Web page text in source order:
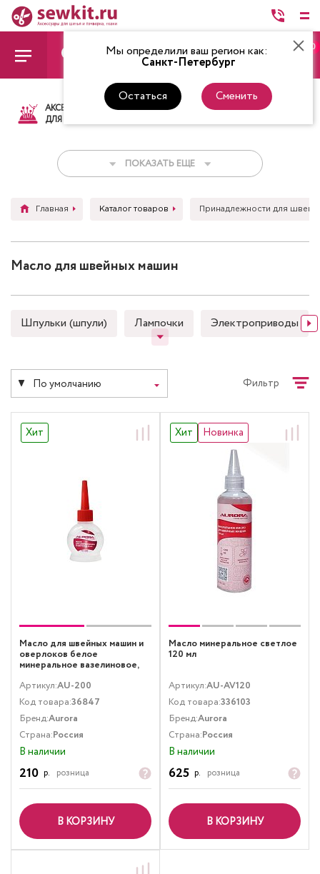
Мы определили ваш регион как:
Санкт-Петербург
Остаться Сменить
0
АКСЕССУАРЫ
ДЛЯ ШИТЬЯ
ТКАНИ НИТКИ
ПОКАЗАТЬ ЕЩЕ
Главная Каталог товаров Принадлежности для
Масло для швейных машин
Шпульки (шпули) Лампочки Электроприводы
По умолчанию Фильтр
Хит
Масло для швейных машин и
оверлоков белое
минеральное вазелиновое,
Артикул:AU-200
Код товара:36847
Бренд:Aurora
Страна:Россия
В наличии
210 р. розница
В КОРЗИНУ
Хит Новинка
Масло минеральное светлое
120 мл
Артикул:AU-AV120
Код товара:336103
Бренд:Aurora
Страна:Россия
В наличии
625 р. розница
В КОРЗИНУ